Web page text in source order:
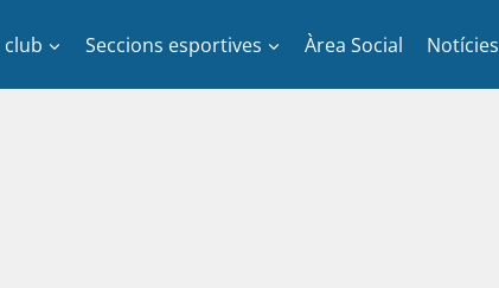
club Seccions esportives Àrea Social Notícies